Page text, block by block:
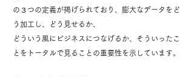
の３つの定義が掲げられており、膨大なデータをど
う加工し、どう見せるか、
どういう風にビジネスにつなげるか、
そういったこ
とをトータルで見ることの重要性を示しています。